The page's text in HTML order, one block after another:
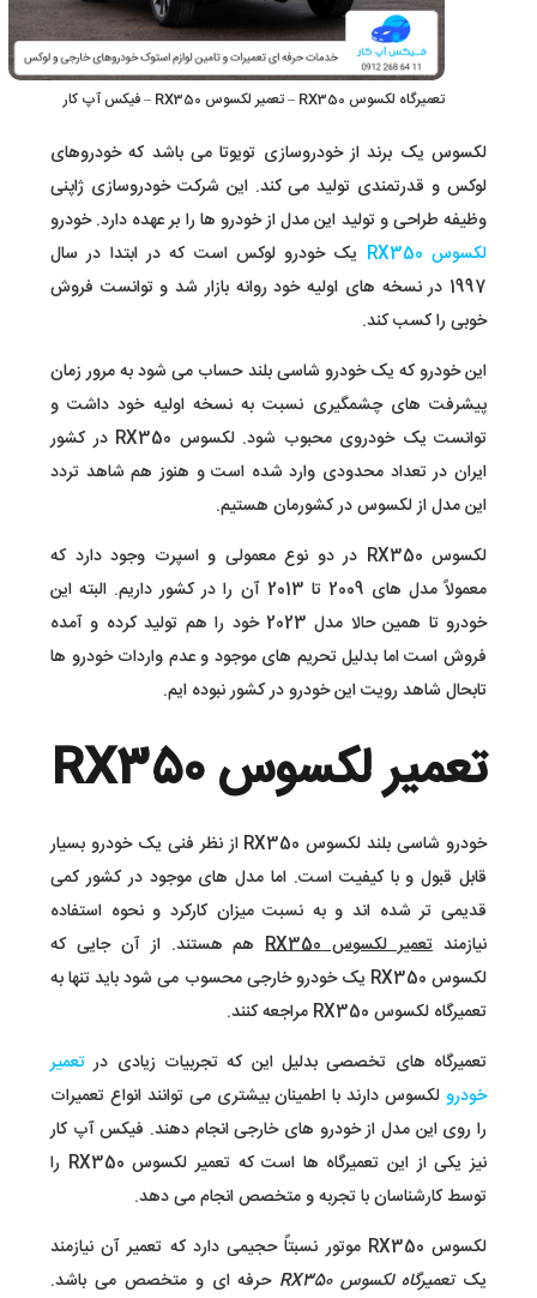
تعمیرگاه لکسوس RX350 – تعمیر لکسوس RX350 – فیکس آپ کار
لکسوس یک برند از خودروسازی تویوتا می باشد که خودروهای
لوکس و قدرتمندی تولید می کند. این شرکت خودروسازی ژاپنی
وظیفه طراحی و تولید این مدل از خودرو ها را بر عهده دارد. خودرو
لکسوس RX350
یک خودرو لوکس است که در ابتدا در سال
1997 در نسخه های اولیه خود روانه بازار شد و توانست فروش
خوبی را کسب کند.
این خودرو که یک خودرو شاسی بلند حساب می شود به مرور زمان
پیشرفت های چشمگیری نسبت به نسخه اولیه خود داشت و
توانست یک خودروی محبوب شود. لکسوس RX350 در کشور
ایران در تعداد محدودی وارد شده است و هنوز هم شاهد تردد
این مدل از لکسوس در کشورمان هستیم.
لکسوس RX350 در دو نوع معمولی و اسپرت وجود دارد که
معمولاً مدل های 2009 تا 2013 آن را در کشور داریم. البته این
خودرو تا همین حالا مدل 2023 خود را هم تولید کرده و آمده
فروش است اما بدلیل تحریم های موجود و عدم واردات خودرو ها
تابحال شاهد رویت این خودرو در کشور نبوده ایم.
تعمیر لکسوس RX350
خودرو شاسی بلند لکسوس RX350 از نظر فنی یک خودرو بسیار
قابل قبول و با کیفیت است. اما مدل های موجود در کشور کمی
قدیمی تر شده اند و به نسبت میزان کارکرد و نحوه استفاده
نیازمندتعمیر لکسوس RX350
هم هستند. از آن جایی که
لکسوس RX350 یک خودرو خارجی محسوب می شود باید تنها به
تعمیرگاه لکسوس RX350 مراجعه کنند.
تعمیرگاه های تخصصی بدلیل این که تجربیات زیادی در تعمیر
خودرو لکسوس دارند با اطمینان بیشتری می توانند انواع تعمیرات
را روی این مدل از خودرو های خارجی انجام دهند. فیکس آپ کار
نیز یکی از این تعمیرگاه ها است که تعمیر لکسوس RX350 را
توسط کارشناسان با تجربه و متخصص انجام می دهد.
لکسوس RX350 موتور نسبتاً حجیمی دارد که تعمیر آن نیازمند
یکتعمیرگاه لکسوس RX350 حرفه ای و متخصص می باشد.